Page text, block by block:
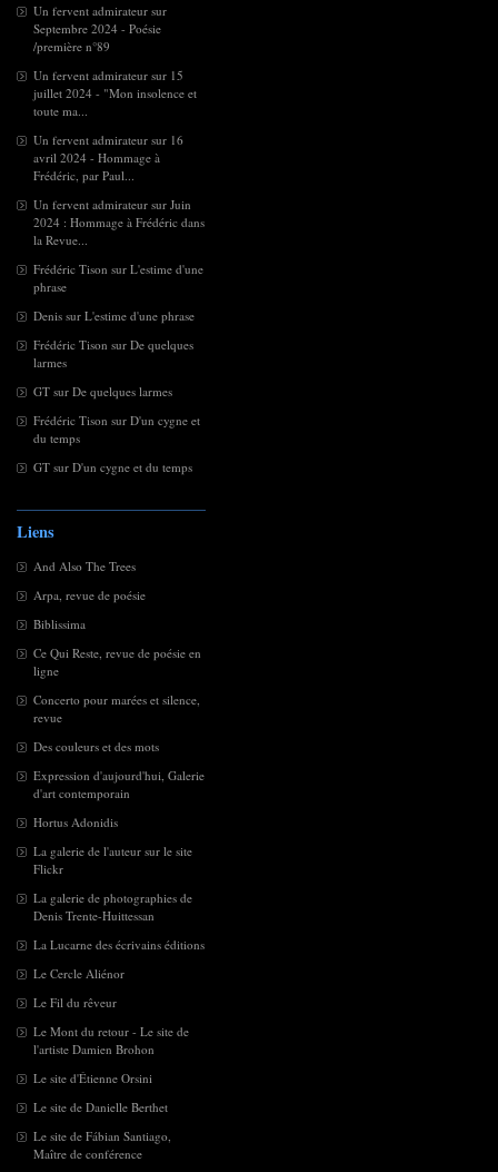
Un fervent admirateur sur
Septembre 2024 - Poésie
/première n°89
Un fervent admirateur sur 15
juillet 2024 - "Mon insolence et
toute ma...
Un fervent admirateur sur 16
avril 2024 - Hommage à
Frédéric, par Paul...
Un fervent admirateur sur Juin
2024 : Hommage à Frédéric dans
la Revue...
Frédéric Tison sur L'estime d'une
phrase
Denis sur L'estime d'une phrase
Frédéric Tison sur De quelques
larmes
GT sur De quelques larmes
Frédéric Tison sur D'un cygne et
du temps
GT sur D'un cygne et du temps
Liens
And Also The Trees
Arpa, revue de poésie
Biblissima
Ce Qui Reste, revue de poésie en
ligne
Concerto pour marées et silence,
revue
Des couleurs et des mots
Expression d'aujourd'hui, Galerie
d'art contemporain
Hortus Adonidis
La galerie de l'auteur sur le site
Flickr
La galerie de photographies de
Denis Trente-Huittessan
La Lucarne des écrivains éditions
Le Cercle Aliénor
Le Fil du rêveur
Le Mont du retour - Le site de
l'artiste Damien Brohon
Le site d'Étienne Orsini
Le site de Danielle Berthet
Le site de Fábian Santiago,
Maître de conférence